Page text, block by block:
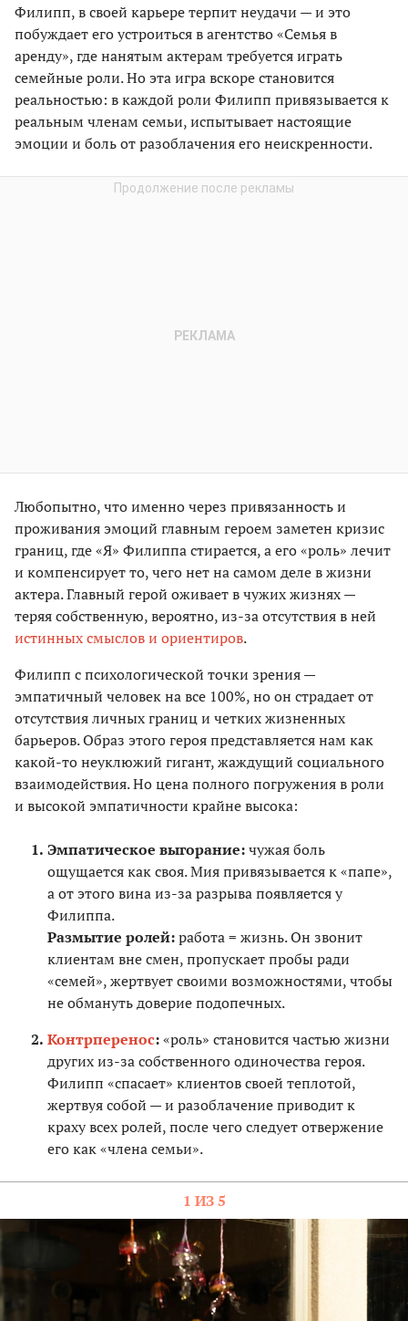
Филипп, в своей карьере терпит неудачи — и это
побуждает его устроиться в агентство «Семья в
аренду», где нанятым актерам требуется играть
семейные роли. Но эта игра вскоре становится
реальностью: в каждой роли Филипп привязывается к
реальным членам семьи, испытывает настоящие
эмоции и боль от разоблачения его неискренности.
Любопытно, что именно через привязанность и
проживания эмоций главным героем заметен кризис
границ, где «Я» Филиппа стирается, а его «роль» лечит
и компенсирует то, чего нет на самом деле в жизни
актера. Главный герой оживает в чужих жизнях —
теряя собственную, вероятно, из-за отсутствия в ней
истинных смыслов и ориентиров.
Филипп с психологической точки зрения —
эмпатичный человек на все 100%, но он страдает от
отсутствия личных границ и четких жизненных
барьеров. Образ этого героя представляется нам как
какой-то неуклюжий гигант, жаждущий социального
взаимодействия. Но цена полного погружения в роли
и высокой эмпатичности крайне высока:
Эмпатическое выгорание:чужая боль
ощущается как своя. Мия привязывается к «папе»,
а от этого вина из-за разрыва появляется у
Филиппа.
Размытие ролей:работа = жизнь. Он звонит
клиентам вне смен, пропускает пробы ради
«семей», жертвует своими возможностями, чтобы
не обмануть доверие подопечных.
Контрперенос:«роль» становится частью жизни
других из-за собственного одиночества героя.
Филипп «спасает» клиентов своей теплотой,
жертвуя собой — и разоблачение приводит к
краху всех ролей, после чего следует отвержение
его как «члена семьи».
1 ИЗ 5